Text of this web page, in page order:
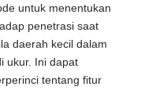
untuk menentukan
penetrasi saat
daerah kecil dalam
ukur. Ini dapat
tentang fitur